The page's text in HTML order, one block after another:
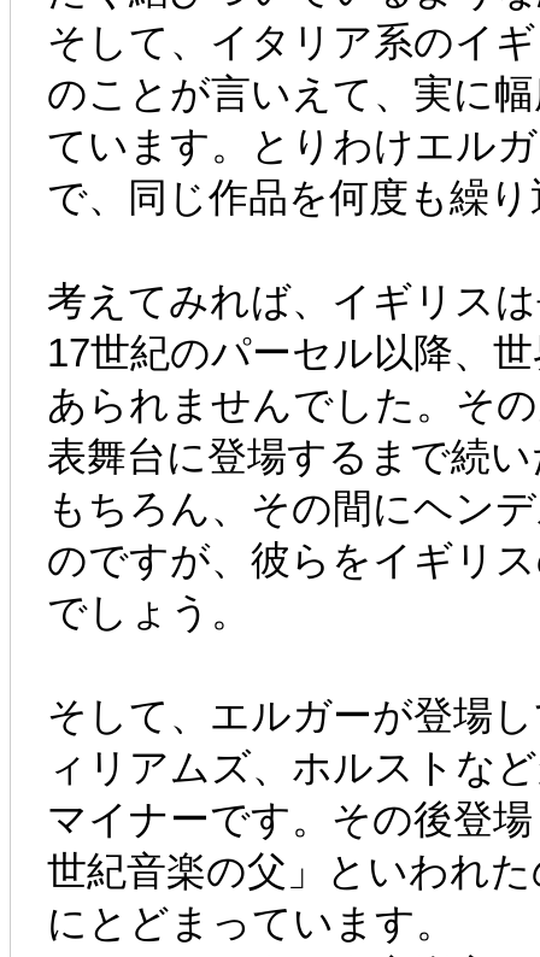
そして、イタリア系のイ
のことが言いえて、実に
ています。とりわけエル
で、同じ作品を何度も繰
考えてみれば、イギリス
17世紀のパーセル以降、
あられませんでした。そ
表舞台に登場するまで続
もちろん、その間にヘン
のですが、彼らをイギリ
でしょう。
そして、エルガーが登場
ィリアムズ、ホルストな
マイナーです。その後登
世紀音楽の父」といわれ
にとどまっています。